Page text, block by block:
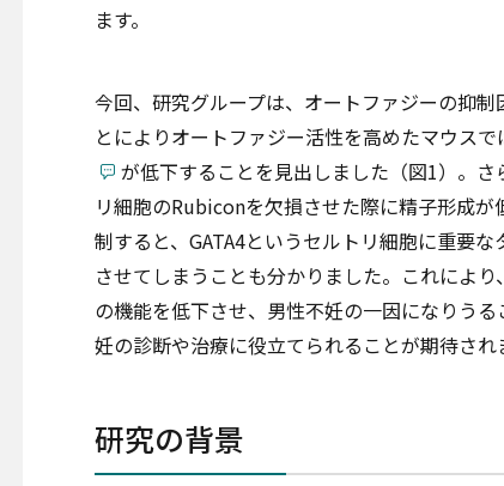
ます。
今回、研究グループは、オートファジーの抑
とによりオートファジー活性を高めたマウス
が低下することを見出しました（図1）。
リ細胞のRubiconを欠損させた際に精子形成
制すると、GATA4というセルトリ細胞に重要
させてしまうことも分かりました。これによ
の機能を低下させ、男性不妊の一因になりう
妊の診断や治療に役立てられることが期待され
研究の背景